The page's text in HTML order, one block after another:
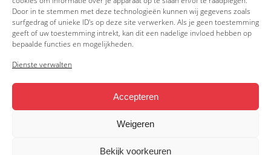
Door in te stemmen met deze technologieën kunnen wij gegevens zoals
surfgedrag of unieke ID's op deze site verwerken. Als je geen toestemming
geeft of uw toestemming intrekt, kan dit een nadelige invloed hebben op
bepaalde functies en mogelijkheden.
Dienste verwalten
Accepteren
Weigeren
Bekijk voorkeuren